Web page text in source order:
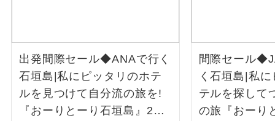
出発間際セール◆ANAで行く
石垣島|私にピッタリのホテ
ルを見つけて自分流の旅を!
『おーりとーり石垣島』2泊3
間際セール
く石垣島|私
テルを探して
の旅『おーり